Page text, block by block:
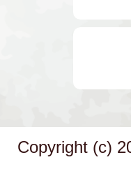
Copyright (c)